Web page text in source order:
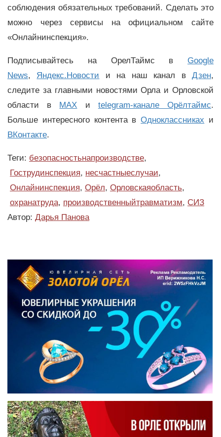
соблюдения обязательных требований. Сделать это
можно через сервисы на официальном сайте
«Онлайнинспекция».
Подписывайтесь на ОрелТаймс в Google
News, Яндекс.Новости и на наш канал вДзен,
следите за главными новостями Орла и Орловской
области в MAX и telegram-канале Орёлтаймс.
Больше интересного контента вОдноклассниках и
ВКонтакте.
Теги: безопасностьнапроизводстве,
Гострудинспекция, несчастныеслучаи,
Онлайнинспекция, Орёл, Орловскаяобласть,
охранатруда, производственныйтравматизм, СИЗ
Автор: Дарья Панова